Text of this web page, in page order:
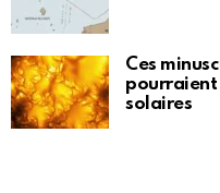
Ces
pourraient
solaires